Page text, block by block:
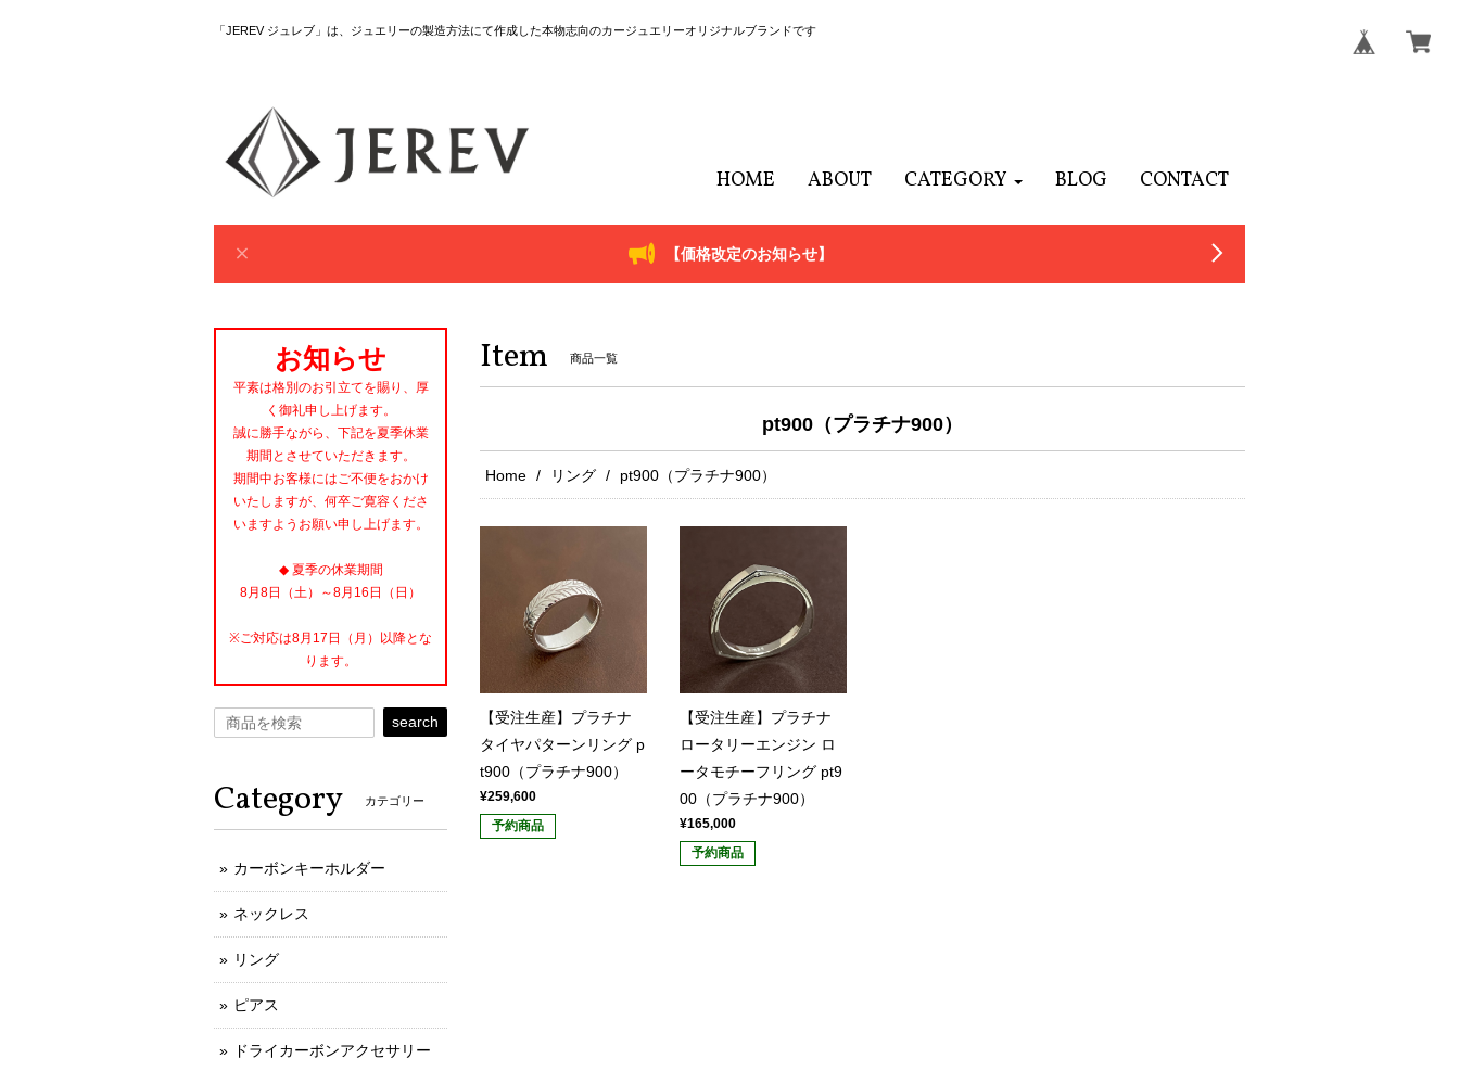
「JEREV ジュレブ」は、ジュエリーの製造方法にて作成した本物志向のカージュエリーオリジナルブランドです
HOME ABOUT CATEGORY BLOG CONTACT
【価格改定のお知らせ】
Item 商品一覧
pt900（プラチナ900）
Home リング pt900（プラチナ900）
【受注生産】プラチナ
タイヤパターンリング p
t900（プラチナ900）
¥259,600
予約商品
【受注生産】プラチナ
ロータリーエンジン ロ
ータモチーフリング pt9
00（プラチナ900）
¥165,000
予約商品
お知らせ
平素は格別のお引立てを賜り、厚
く御礼申し上げます。
誠に勝手ながら、下記を夏季休業
期間とさせていただきます。
期間中お客様にはご不便をおかけ
いたしますが、何卒ご寛容くださ
いますようお願い申し上げます。
◆ 夏季の休業期間
8月8日（土）～8月16日（日）
※ご対応は8月17日（月）以降とな
ります。
search
Category カテゴリー
カーボンキーホルダー
ネックレス
リング
ピアス
ドライカーボンアクセサリー